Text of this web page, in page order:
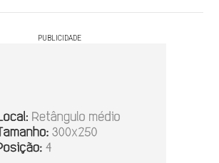
PUBLICIDADE